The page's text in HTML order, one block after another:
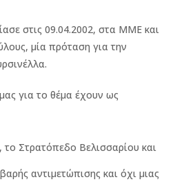
στις 09.04.2002, στα ΜΜΕ και
μία πρόταση για την
για το θέμα έχουν ως
Στρατόπεδο Βελισσαρίου και
αντιμετώπισης και όχι μιας